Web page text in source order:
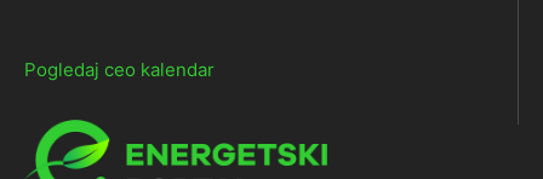
Pogledaj ceo kalendar